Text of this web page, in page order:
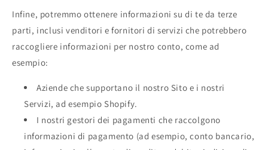
Infine, potremmo ottenere informazioni su di te da terze
parti, inclusi venditori e fornitori di servizi che potrebbero
raccogliere informazioni per nostro conto, come ad
esempio:
Aziende che supportano il nostro Sito e i nostri
Servizi, ad esempio Shopify.
I nostri gestori dei pagamenti che raccolgono
informazioni di pagamento (ad esempio, conto bancario,